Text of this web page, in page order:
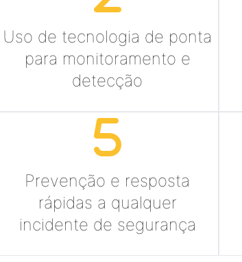
Uso de tecnologia de ponta
para monitoramento e
detecção
Prevenção e resposta
rápidas a qualquer
incidente de segurança